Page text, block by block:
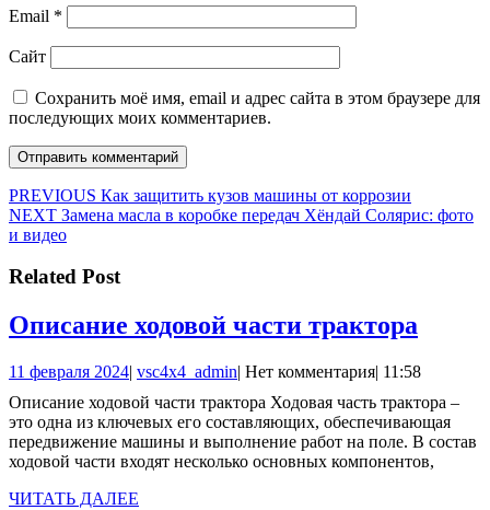
Email *
Сайт
Сохранить моё имя, email и адрес сайта в этом браузере для
последующих моих комментариев.
Навигация
по
PREVIOUS Предыдущая
запись:
Как защитить кузов машины от коррозии
NEXT Следующая
запись:
Замена масла в коробке передач Хёндай Солярис: фото
и видео
Related Post
Описание ходовой части трактора
части
11 февраля 202411
2024
| vsc4x4_adminvsc4x4_admin
| Нет комментария| 11:58
Описание ходовой части трактора Ходовая часть трактора –
это одна из ключевых его составляющих, обеспечивающая
передвижение машины и выполнение работ на поле. В состав
ходовой части входят несколько основных компонентов,
ЧИТАТЬ ДАЛЕЕ